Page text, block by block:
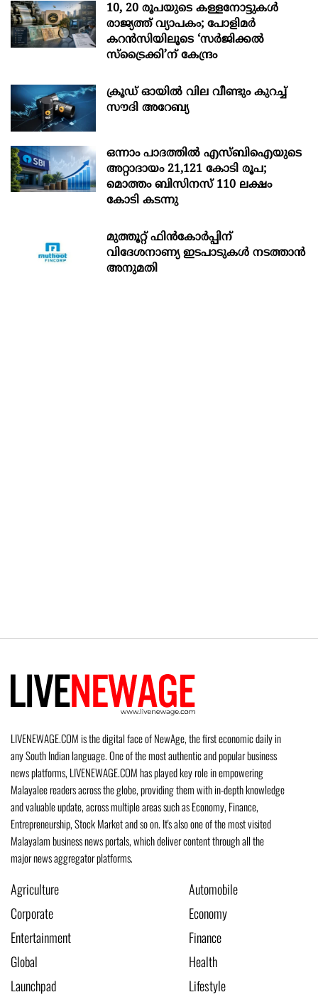
10, 20 രൂപയുടെ കള്ളനോട്ടുകൾ
രാജ്യത്ത് വ്യാപകം; പോളിമർ
കറൻസിയിലൂടെ ‘സർജിക്കൽ
സ്ട്രെെക്കി’ന് കേന്ദ്രം
ക്രൂഡ് ഓയിൽ വില വീണ്ടും കുറച്ച്
സൗദി അറേബ്യ
ഒന്നാം പാദത്തിൽ എസ്ബിഐയുടെ
അറ്റാദായം 21,121 കോടി രൂപ;
മൊത്തം ബിസിനസ് 110 ലക്ഷം
കോടി കടന്നു
മുത്തൂറ്റ് ഫിൻകോർപ്പിന്
വിദേശനാണ്യ ഇടപാടുകൾ നടത്താൻ
അനുമതി
LIVENEWAGE.COM is the digital face of NewAge, the first economic daily in
any South Indian language. One of the most authentic and popular business
news platforms, LIVENEWAGE.COM has played key role in empowering
Malayalee readers across the globe, providing them with in-depth knowledge
and valuable update, across multiple areas such as Economy, Finance,
Entrepreneurship, Stock Market and so on. It's also one of the most visited
Malayalam business news portals, which deliver content through all the
major news aggregator platforms.
Agriculture
Automobile
Corporate
Economy
Entertainment
Finance
Global
Health
Launchpad
Lifestyle